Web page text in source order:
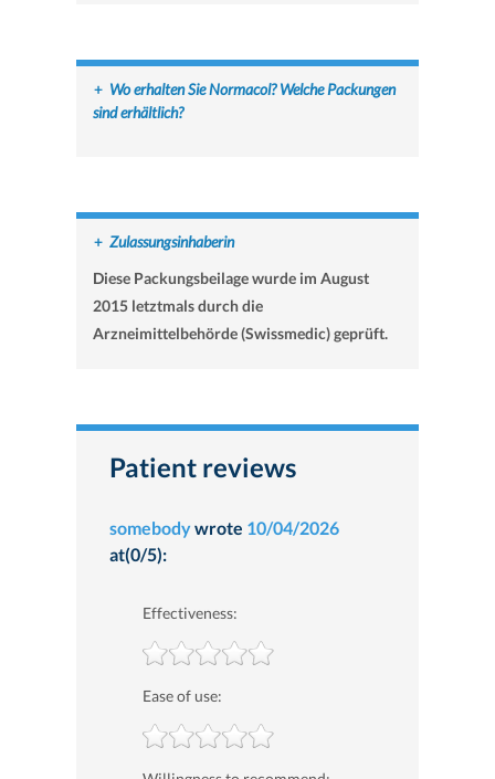
+ Wo erhalten Sie Normacol? Welche Packungen
sind erhältlich?
+ Zulassungsinhaberin
Diese Packungsbeilage wurde im August
2015 letztmals durch die
Arzneimittelbehörde (Swissmedic) geprüft.
Patient reviews
somebodywrote 10/04/2026
at(0/5):
Effectiveness:
Ease of use: